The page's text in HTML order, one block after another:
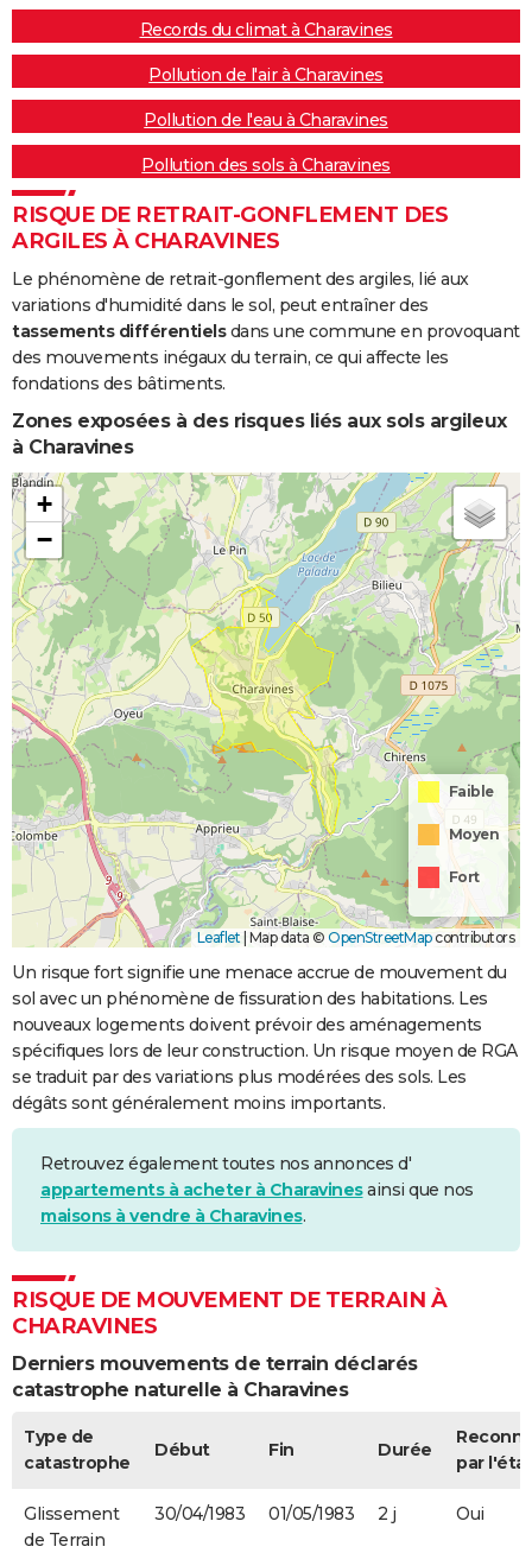
Records du climat à Charavines
Pollution de l'air à Charavines
Pollution de l'eau à Charavines
Pollution des sols à Charavines
RISQUE DE RETRAIT-GONFLEMENT DES
ARGILES À CHARAVINES
Le phénomène de retrait-gonflement des argiles, lié aux
variations d'humidité dans le sol, peut entraîner des
tassements différentielsdans une commune en provoquant
des mouvements inégaux du terrain, ce qui affecte les
fondations des bâtiments.
Zones exposées à des risques liés aux sols argileux
à Charavines
+
−
Faible
Moyen
Fort
Leaflet | Map data © OpenStreetMapcontributors
Un risque fort signifie une menace accrue de mouvement du
sol avec un phénomène de fissuration des habitations. Les
nouveaux logements doivent prévoir des aménagements
spécifiques lors de leur construction. Un risque moyen de RGA
se traduit par des variations plus modérées des sols. Les
dégâts sont généralement moins importants.
Retrouvez également toutes nos annonces d'
appartements à acheter à Charavinesainsi que nos
maisons à vendre à Charavines.
RISQUE DE MOUVEMENT DE TERRAIN À
CHARAVINES
Derniers mouvements de terrain déclarés
catastrophe naturelle à Charavines
Type de
catastrophe
Début Fin Durée
par l'état
Glissement
de Terrain
30/04/1983 01/05/1983 2 j Oui